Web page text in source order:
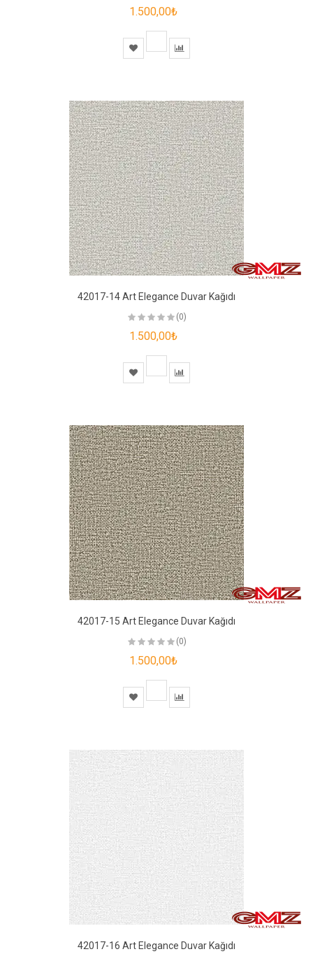
1.500,00₺
42017-14 Art Elegance Duvar Kağıdı
(0)
1.500,00₺
42017-15 Art Elegance Duvar Kağıdı
(0)
1.500,00₺
42017-16 Art Elegance Duvar Kağıdı